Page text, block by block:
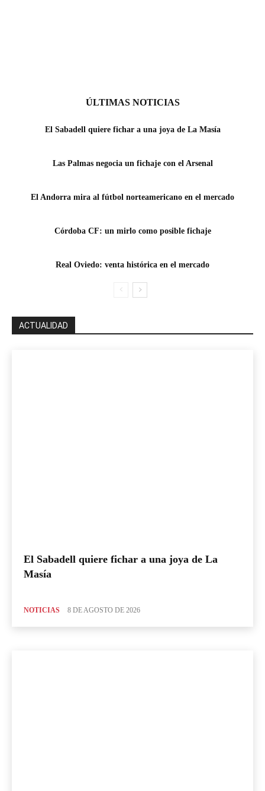
ÚLTIMAS NOTICIAS
El Sabadell quiere fichar a una joya de La Masía
Las Palmas negocia un fichaje con el Arsenal
El Andorra mira al fútbol norteamericano en el mercado
Córdoba CF: un mirlo como posible fichaje
Real Oviedo: venta histórica en el mercado
ACTUALIDAD
El Sabadell quiere fichar a una joya de La
Masía
NOTICIAS 8 DE AGOSTO DE 2026